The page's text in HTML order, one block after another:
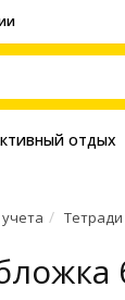
отдых
Тетради